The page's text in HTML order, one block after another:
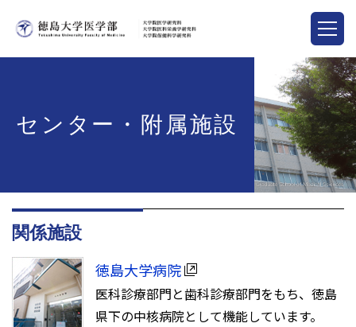
センター・附属施設
関係施設
徳島大学病院
医科診療部門と歯科診療部門をもち、徳島
県下の中核病院として機能しています。